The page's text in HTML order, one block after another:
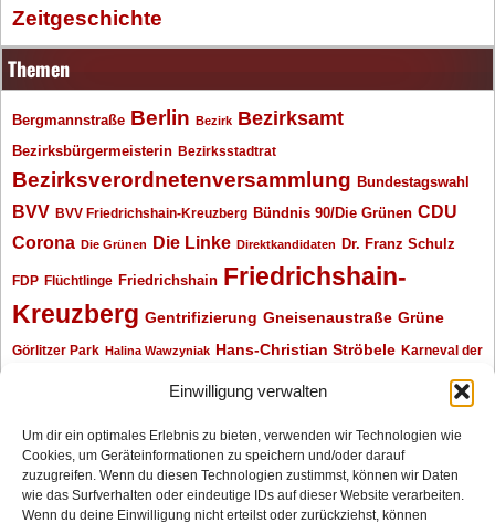
Einwilligung verwalten
Um dir ein optimales Erlebnis zu bieten, verwenden wir Technologien wie
Cookies, um Geräteinformationen zu speichern und/oder darauf
zuzugreifen. Wenn du diesen Technologien zustimmst, können wir Daten
wie das Surfverhalten oder eindeutige IDs auf dieser Website verarbeiten.
Wenn du deine Einwilligung nicht erteilst oder zurückziehst, können
Zeitgeschichte
Themen
Bergmannstraße Berlin Bezirk Bezirksamt
Bezirksbürgermeisterin Bezirksstadtrat
Bezirksverordnetenversammlung Bundestagswahl
BVV BVV Friedrichshain-Kreuzberg Bündnis 90/Die Grünen CDU
Corona Die Grünen Die Linke Direktkandidaten Dr. Franz Schulz
FDP Flüchtlinge Friedrichshain Friedrichshain-
Kreuzberg Gentrifizierung Gneisenaustraße Grüne
Görlitzer Park Halina Wawzyniak Hans-Christian Ströbele Karneval der
Klaus Wowereit
Neukölln Oliver Nöll Oranienplatz Piraten Piratenpartei Polizeimeldungen
Redaktionsgespräch Senat SPD